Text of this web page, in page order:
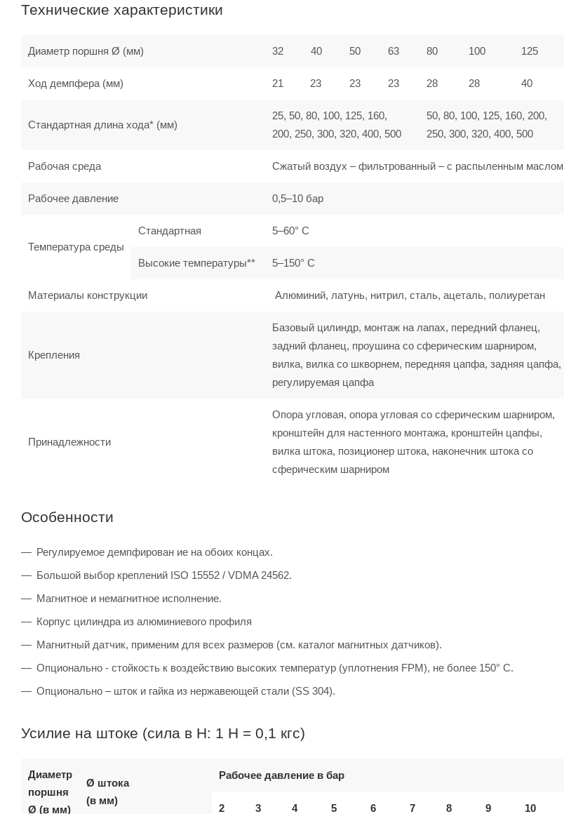
Технические характеристики
Диаметр поршня Ø (мм) 32 40 50 63 80 100 125
Ход демпфера (мм) 21 23 23 23 28 28 40
Стандартная длина хода* (мм)
25, 50, 80, 100, 125, 160,
200, 250, 300, 320, 400, 500
50, 80, 100, 125, 160, 200,
250, 300, 320, 400, 500
Рабочая среда Сжатый воздух – фильтрованный – с распыленным маслом
Рабочее давление 0,5–10 бар
Температура среды
Стандартная 5–60° C
Высокие температуры** 5–150° C
Материалы конструкции Алюминий, латунь, нитрил, сталь, ацеталь, полиуретан
Крепления
Базовый цилиндр, монтаж на лапах, передний фланец,
задний фланец, проушина со сферическим шарниром,
вилка, вилка со шкворнем, передняя цапфа, задняя цапфа,
регулируемая цапфа
Принадлежности
Опора угловая, опора угловая со сферическим шарниром,
кронштейн для настенного монтажа, кронштейн цапфы,
вилка штока, позиционер штока, наконечник штока со
сферическим шарниром
Особенности
Регулируемое демпфирован ие на обоих концах.
Большой выбор креплений ISO 15552 / VDMA 24562.
Магнитное и немагнитное исполнение.
Корпус цилиндра из алюминиевого профиля
Магнитный датчик, применим для всех размеров (см. каталог магнитных датчиков).
Опционально - стойкость к воздействию высоких температур (уплотнения FPM), не более 150° C.
Опционально – шток и гайка из нержавеющей стали (SS 304).
Усилие на штоке (сила в Н: 1 Н = 0,1 кгс)
Диаметр
поршня
Ø (в мм)
Ø штока
(в мм)
Рабочее давление в бар
2 3 4 5 6 7 8 9 10